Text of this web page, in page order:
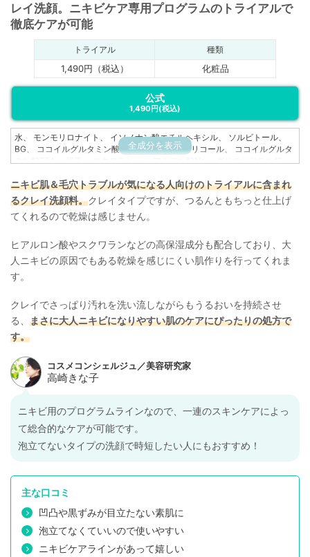
レイ洗顔。ニキビケア専用プログラムのトライアルで
徹底ケアが可能
トライアル 種類
1,490円（税込） 化粧品
公式
1,490円(税込)
全成分を表示
水、 モンモリロナイト、 イソノナン酸エチルヘキシル、 ソルビトール、
BG、 ココイルグルタミン酸Na、 ペンチレングリコール、 ココイルグルタ
エキス、 カプリロイルグリシン、 エチルヘキシルグリセリン、 クオタニウ
ム-73、 EDTA-2Na、 フェノキシエタノール
ニキビ肌＆毛穴トラブルが気になる人向けのトライアルに含まれ
るクレイ洗顔料。クレイタイプですが、つるんともちっと仕上げ
てくれるので乾燥は感じません。
ヒアルロン酸やスクワランなどの高保湿成分も配合しており、大
人ニキビの原因でもある乾燥を感じにくい肌作りを行ってくれま
す。
クレイでさっぱり汚れを洗い流しながらもうるおいを持続させ
る、 まさに大人ニキビになりやすい肌のケアにぴったりの処方で
す。
ニキビ用のプログラムラインなので、一連のスキンケアによっ
て総合的なケアが可能です。
泡立てないタイプの洗顔で時短したい人にもおすすめ！
主な口コミ
凹凸や黒ずみが目立たない素肌に
泡立てなくていいので使いやすい
ニキビケアラインがあって嬉しい